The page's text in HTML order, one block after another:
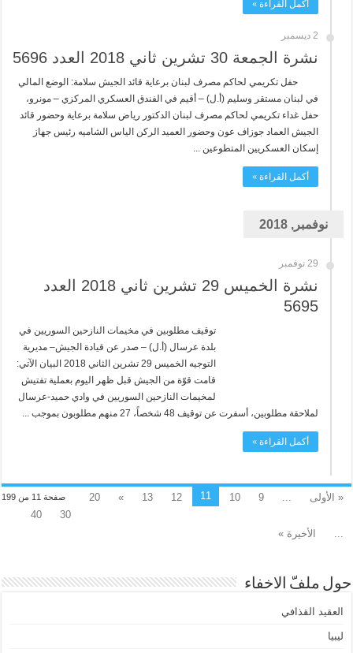
أكمل القراءة »
2 ديسمبر
نشرة الجمعة 30 تشرين ثاني 2018 العدد 5696
حفل تكريمي لحاكم مصرف لبنان برعاية قائد الجيش سلامة: الوضع المالي
في لبنان مستقر وسليم (أ.ل) – أقيم في الفندق العسكري المركزي – مونرو،
حفل غداء تكريمي لحاكم مصرف لبنان الدكتور رياض سلامة برعاية وحضور قائد
الجيش العماد جوزاف عون وحضور العميد الركن الياس الشاميه رئيس جهاز
إسكان العسكريين المتطوعين ...
أكمل القراءة »
نوفمبر, 2018
29 نوفمبر
نشرة الخميس 29 تشرين ثاني 2018 العدد
5695
توقيف مطلوبين في مخيمات النازحين السوريين في
بلدة عرسال (أ.ل) – صدر عن قيادة الجيش– مديرية
التوجيه الخميس 29 تشرين الثاني 2018 البيان الآتي:
قامت قوّة من الجيش قبل ظهر اليوم بعملية تفتيش
لمخيمات النازحين السوريين في وادي حميد-عرسال
لملاحقة مطلوبين، أسفرت عن توقيف 48 شخصاً، 27 منهم مطلوبون بموجب ...
أكمل القراءة »
صفحة 11 من 199 « الأولى ...
9
10
11
12
13
»
20
30
40
...
الأخيرة »
حول ملفّ الاخفاء
العقيد القذافي
ليبيا